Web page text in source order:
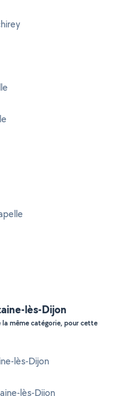
lès-Dijon
même catégorie, pour cette
lès-Dijon
lès-Dijon